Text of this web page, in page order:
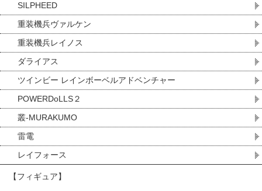
SILPHEED
重装機兵ヴァルケン
重装機兵レイノス
ダライアス
ツインビー レインボーベルアドベンチャー
POWERDoLLS２
叢-MURAKUMO
雷電
レイフォース
【フィギュア】